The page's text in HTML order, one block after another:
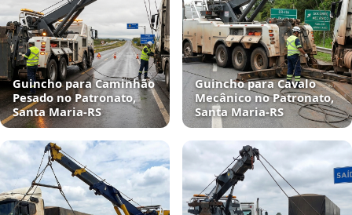
Guincho para Caminhão
Pesado no Patronato,
Santa Maria‑RS
Guincho para Cavalo
Mecânico no Patronato,
Santa Maria‑RS